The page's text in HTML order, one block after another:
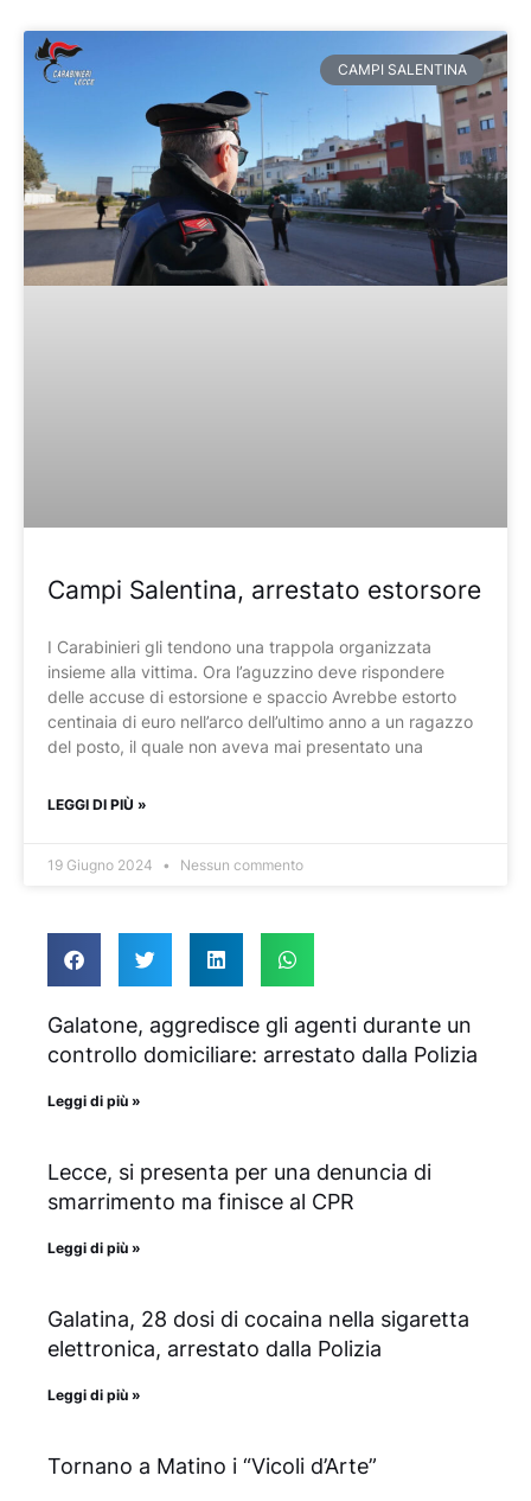
CAMPI SALENTINA
Campi Salentina, arrestato estorsore
I Carabinieri gli tendono una trappola organizzata
insieme alla vittima. Ora l’aguzzino deve rispondere
delle accuse di estorsione e spaccio Avrebbe estorto
centinaia di euro nell’arco dell’ultimo anno a un ragazzo
del posto, il quale non aveva mai presentato una
LEGGI DI PIÙ »
19 Giugno 2024 Nessun commento
Galatone, aggredisce gli agenti durante un
controllo domiciliare: arrestato dalla Polizia
Leggi di più »
Lecce, si presenta per una denuncia di
smarrimento ma finisce al CPR
Leggi di più »
Galatina, 28 dosi di cocaina nella sigaretta
elettronica, arrestato dalla Polizia
Leggi di più »
Tornano a Matino i “Vicoli d’Arte”